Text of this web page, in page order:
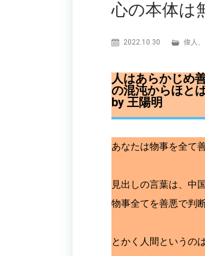
心の本体は
2022.10.30 偉人
人はあらかじめ
の混沌からほと
by 王陽明
あなたは物事を全て
見出しの言葉は、中
物事全てを善悪で判
とかく人間というの